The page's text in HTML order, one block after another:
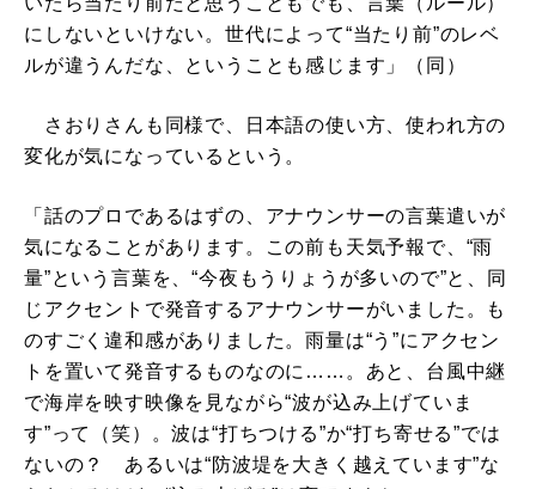
にしないといけない。世代によって“当たり前”のレベ
ルが違うんだな、ということも感じます」（同）
さおりさんも同様で、日本語の使い方、使われ方の
変化が気になっているという。
「話のプロであるはずの、アナウンサーの言葉遣いが
気になることがあります。この前も天気予報で、“雨
量”という言葉を、“今夜もうりょうが多いので”と、同
じアクセントで発音するアナウンサーがいました。も
のすごく違和感がありました。雨量は“う”にアクセン
トを置いて発音するものなのに……。あと、台風中継
で海岸を映す映像を見ながら“波が込み上げていま
す”って（笑）。波は“打ちつける”か“打ち寄せる”では
ないの？ あるいは“防波堤を大きく越えています”な